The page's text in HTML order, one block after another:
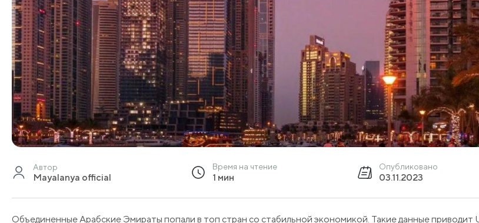
Автор
Mayalanya official
Время на чтение
1 мин
Опубликовано
03.11.2023
Объединенные Арабские Эмираты попали в топ стран со стабильной экономикой. Такие данные приводит